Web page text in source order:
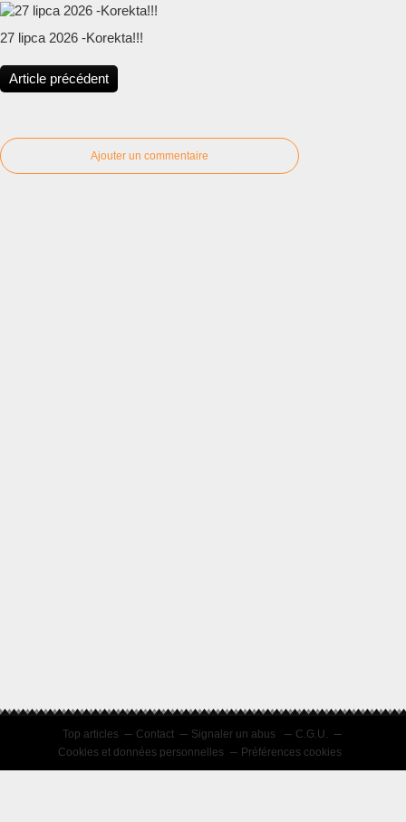
27 lipca 2026 -Korekta!!!
Article précédent
Ajouter un commentaire
Top articles Contact Signaler un abus
C.G.U.
Cookies et données personnelles
Préférences cookies